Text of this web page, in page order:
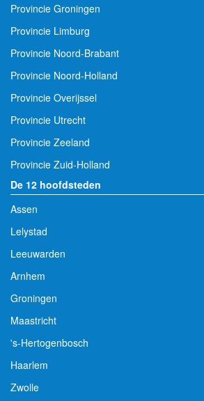
Provincie Groningen
Provincie Limburg
Provincie Noord-Brabant
Provincie Noord-Holland
Provincie Overijssel
Provincie Utrecht
Provincie Zeeland
Provincie Zuid-Holland
De 12 hoofdsteden
Assen
Lelystad
Leeuwarden
Arnhem
Groningen
Maastricht
's-Hertogenbosch
Haarlem
Zwolle